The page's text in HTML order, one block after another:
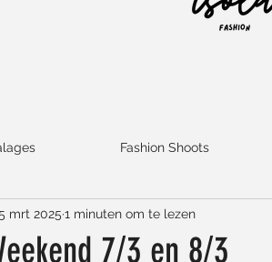
Fashion Shoots
7/3 en 8/3
mrt 2025 1 minuten om te lezen